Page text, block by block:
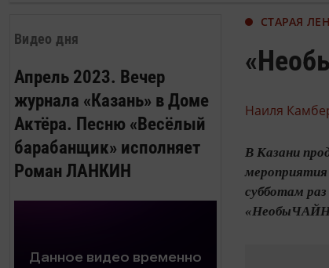
Видео дня
Апрель 2023. Вечер
журнала «Казань» в Доме
Актёра. Песню «Весёлый
барабанщик» исполняет
Роман ЛАНКИН
СТАРАЯ
Наиля
В Казани
мероприятия
субботам